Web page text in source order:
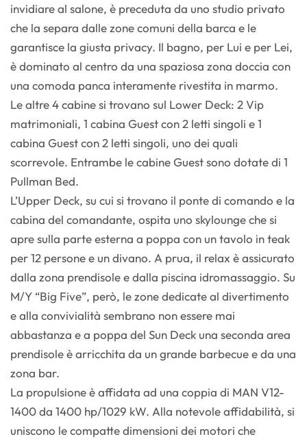
invidiare al salone, è preceduta da uno studio privato
che la separa dalle zone comuni della barca e le
garantisce la giusta privacy. Il bagno, per Lui e per Lei,
è dominato al centro da una spaziosa zona doccia con
una comoda panca interamente rivestita in marmo.
Le altre 4 cabine si trovano sul Lower Deck: 2 Vip
matrimoniali, 1 cabina Guest con 2 letti singoli e 1
cabina Guest con 2 letti singoli, uno dei quali
scorrevole. Entrambe le cabine Guest sono dotate di 1
Pullman Bed.
L’Upper Deck, su cui si trovano il ponte di comando e la
cabina del comandante, ospita uno skylounge che si
apre sulla parte esterna a poppa con un tavolo in teak
per 12 persone e un divano. A prua, il relax è assicurato
dalla zona prendisole e dalla piscina idromassaggio. Su
M/Y “Big Five”, però, le zone dedicate al divertimento
e alla convivialità sembrano non essere mai
abbastanza e a poppa del Sun Deck una seconda area
prendisole è arricchita da un grande barbecue e da una
zona bar.
La propulsione è affidata ad una coppia di MAN V12-
1400 da 1400 hp/1029 kW. Alla notevole affidabilità, si
uniscono le compatte dimensioni dei motori che